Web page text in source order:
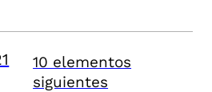
10 elementos
siguientes